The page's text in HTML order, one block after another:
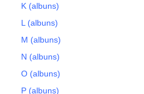
K (albuns)
L (albuns)
M (albuns)
N (albuns)
O (albuns)
P (albuns)